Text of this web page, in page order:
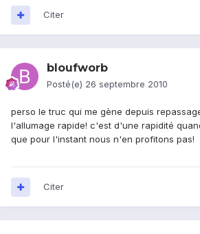
Citer
bloufworb
Posté(e) 26 septembre 2010
perso le truc qui me gène depuis
l'allumage rapide! c'est d'une rapidité
que pour l'instant nous n'en profitons pas!
Citer